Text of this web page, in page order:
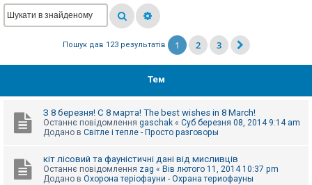
с
т
р
я
е
и
з
Пошук дав 123 результатів 1 2 3
Тем
З 8 березня! С 8 марта! The best wishes in 8 March!
Останнє повідомлення gaschak « Суб березня 08, 2014 9:14 am
Додано в Світле і тепле - Просто разговоры
кіт лісовий та фауністичні дані від мисливців
Останнє повідомлення zag « Вів лютого 11, 2014 10:37 pm
Додано в Охорона теріофауни - Охрана териофауны